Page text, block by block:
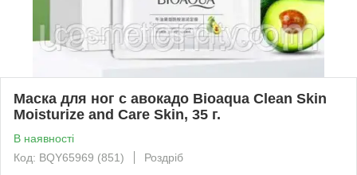
Маска для ног с авокадо Bioaqua Clean Skin
Moisturize and Care Skin, 35 г.
В наявності
Код: BQY65969 (851)
Роздріб